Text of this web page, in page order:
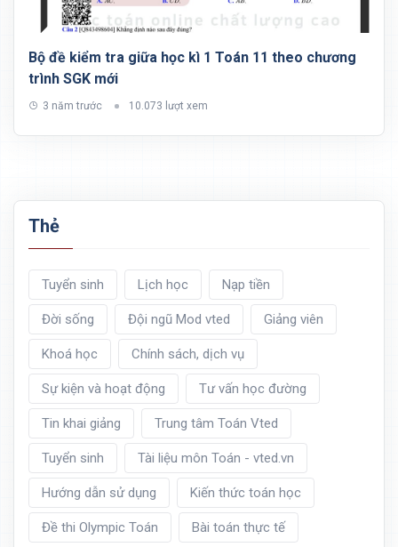
Bộ đề kiểm tra giữa học kì 1 Toán 11 theo chương
trình SGK mới
3 năm trước 10.073 lượt xem
Thẻ
Tuyển sinh Lịch học Nạp tiền
Đời sống Đội ngũ Mod vted Giảng viên
Khoá học Chính sách, dịch vụ
Sự kiện và hoạt động Tư vấn học đường
Tin khai giảng Trung tâm Toán Vted
Tuyển sinh Tài liệu môn Toán - vted.vn
Hướng dẫn sử dụng Kiến thức toán học
Đề thi Olympic Toán Bài toán thực tế